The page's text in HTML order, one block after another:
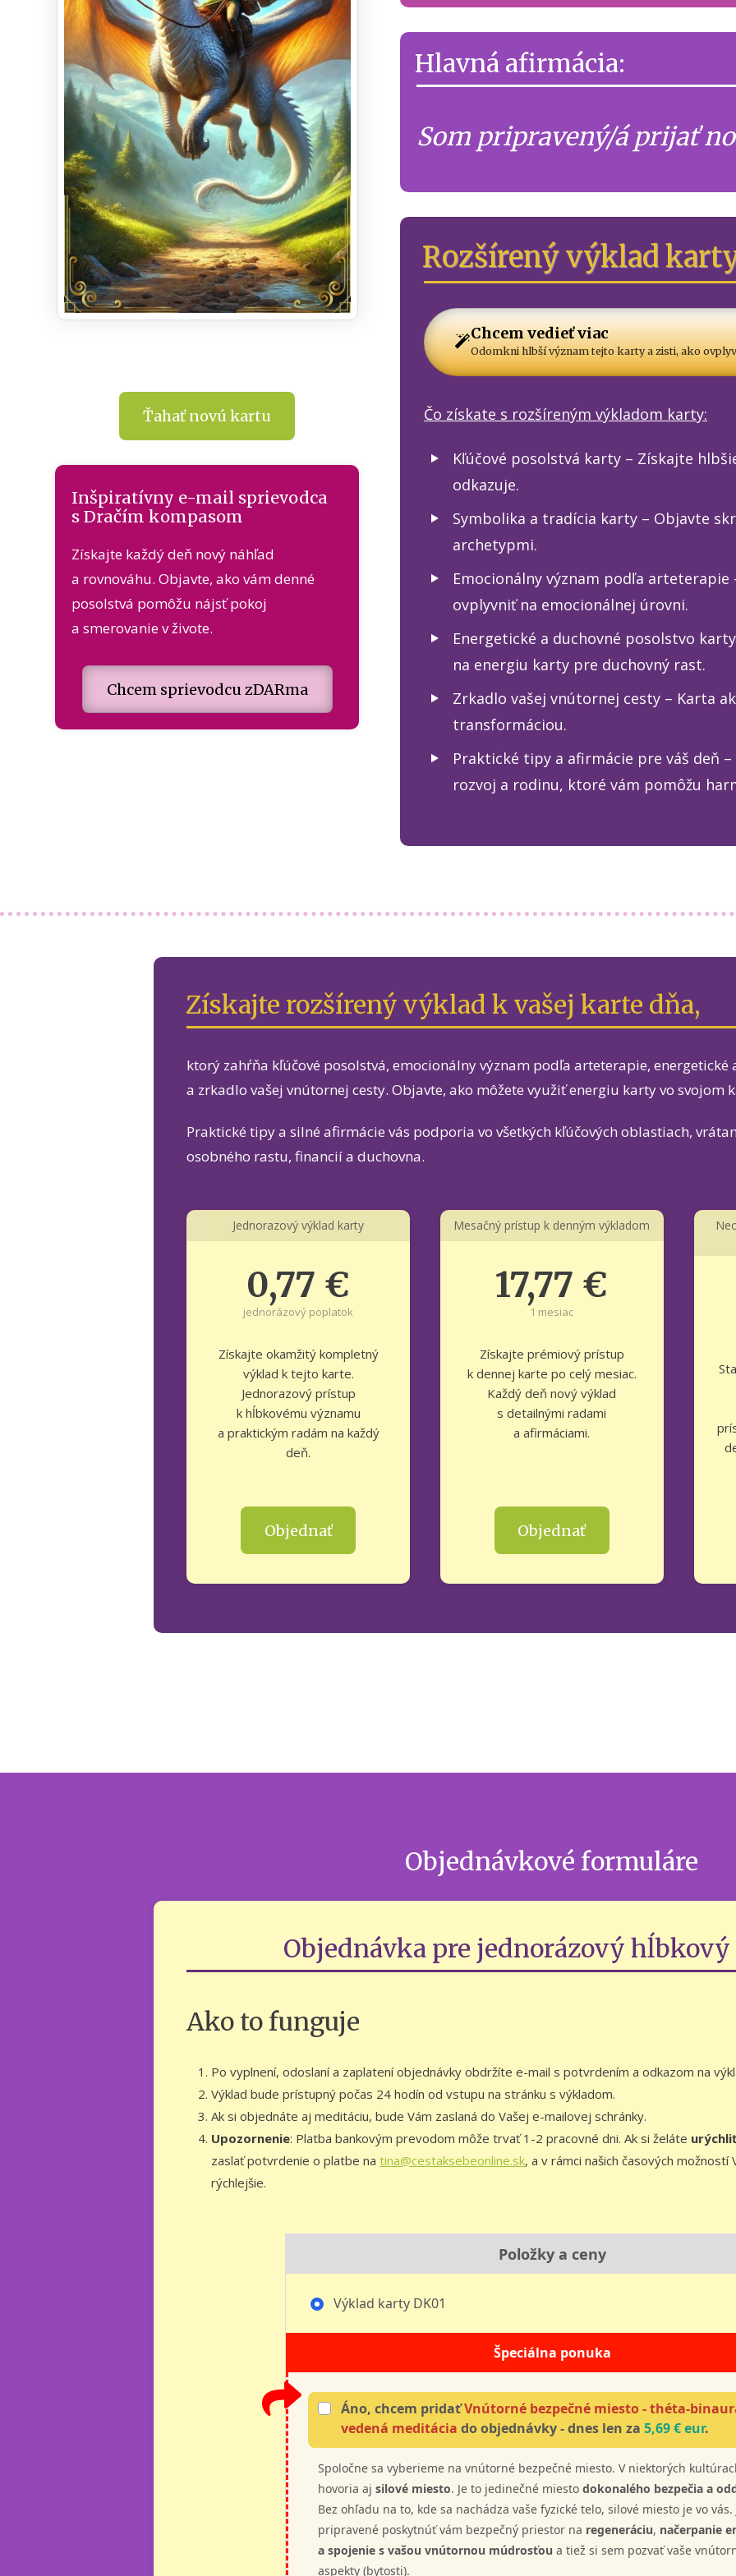
Ťahať novú kartu
Inšpiratívny e-mail sprievodca
s Dračím kompasom
Získajte každý deň nový náhľad
a rovnováhu. Objavte, ako vám denné
posolstvá pomôžu nájsť pokoj
a smerovanie v živote.
Chcem sprievodcu zDARma
Hlavná afirmácia:
Som pripravený/á prijať
Rozšírený výklad
Chcem vedieť viac
Odomkni hlbší význam tejto karty a zisti, ako
Čo získate s rozšíreným výkladom karty:
Kľúčové posolstvá karty – Získajte
odkazuje.
Symbolika a tradícia karty – Objavte
archetypmi.
Emocionálny význam podľa
ovplyvniť na emocionálnej úrovni.
Energetické a duchovné posolstvo
na energiu karty pre duchovný rast.
Zrkadlo vašej vnútornej cesty – Karta
transformáciou.
Praktické tipy a afirmácie pre váš deň
rozvoj a rodinu, ktoré vám pomôžu
Získajte rozšírený výklad k vašej karte dňa,
ktorý zahŕňa kľúčové posolstvá, emocionálny význam podľa arteterapie, energetické
a zrkadlo vašej vnútornej cesty. Objavte, ako môžete využiť energiu karty vo svojom
Praktické tipy a silné afirmácie vás podporia vo všetkých kľúčových oblastiach,
osobného rastu, financií a duchovna.
Jednorazový výklad karty
0,77 €
jednorázový poplatok
Získajte okamžitý kompletný
výklad k tejto karte.
Jednorazový prístup
k hĺbkovému významu
a praktickým radám na každý
deň.
Objednať
Mesačný prístup k denným výkladom
17,77 €
1 mesiac
Získajte prémiový prístup
k dennej karte po celý mesiac.
Každý deň nový výklad
s detailnými radami
a afirmáciami.
Objednať
Objednávkové formuláre
Objednávka pre jednorázový
Ako to funguje
Po vyplnení, odoslaní a zaplatení objednávky obdržíte e-mail s potvrdením a odkazom na
Výklad bude prístupný počas 24 hodín od vstupu na stránku s výkladom.
Ak si objednáte aj meditáciu, bude Vám zaslaná do Vašej e-mailovej schránky.
Upozornenie: Platba bankovým prevodom môže trvať 1-2 pracovné dni. Ak si želáte
zaslať potvrdenie o platbe na tina@cestaksebeonline.sk, a v rámci našich časových
rýchlejšie.
Položky a ceny
Výklad karty DK01
Špeciálna ponuka
Áno, chcem pridaťVnútorné bezpečné miesto - théta-
vedená meditácia do objednávky - dnes len za 5,69 € eur.
Spoločne sa vyberieme na vnútorné bezpečné miesto. V niektorých
hovoria aj silové miesto. Je to jedinečné miesto dokonalého bezpečia a
Bez ohľadu na to, kde sa nachádza vaše fyzické telo, silové miesto je vo vás.
pripravené poskytnúť vám bezpečný priestor na regeneráciu, načerpanie
a spojenie s vašou vnútornou múdrosťou a tiež si sem pozvať vaše
aspekty (bytosti).